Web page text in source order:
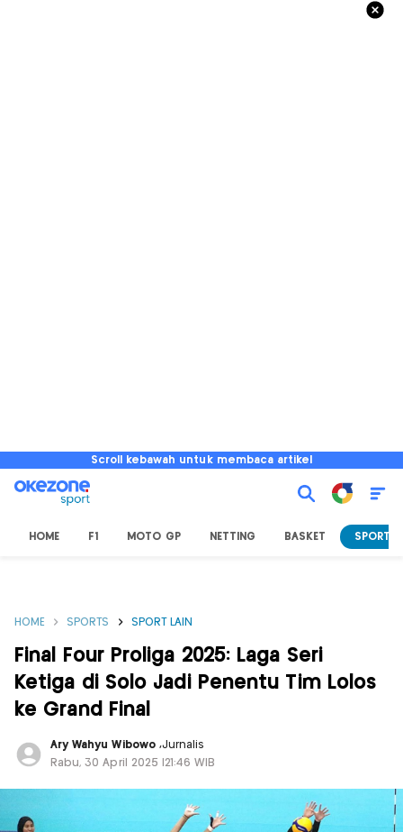
Scroll kebawah untuk membaca artikel
HOME F1 MOTO GP NETTING BASKET SPORT
HOME SPORTS SPORT LAIN
Final Four Proliga 2025: Laga Seri
Ketiga di Solo Jadi Penentu Tim Lolos
ke Grand Final
Ary Wahyu Wibowo ,Jurnalis
Rabu, 30 April 2025 |21:46 WIB